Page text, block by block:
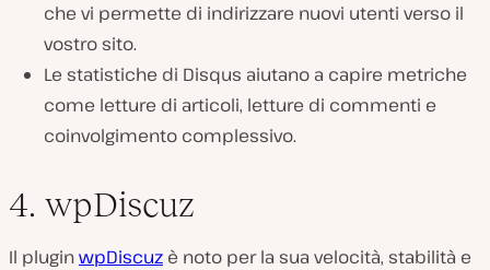
che vi permette di indirizzare nuovi utenti verso il
vostro sito.
Le statistiche di Disqus aiutano a capire metriche
come letture di articoli, letture di commenti e
coinvolgimento complessivo.
4. wpDiscuz
Il pluginwpDiscuz è noto per la sua velocità, stabilità e